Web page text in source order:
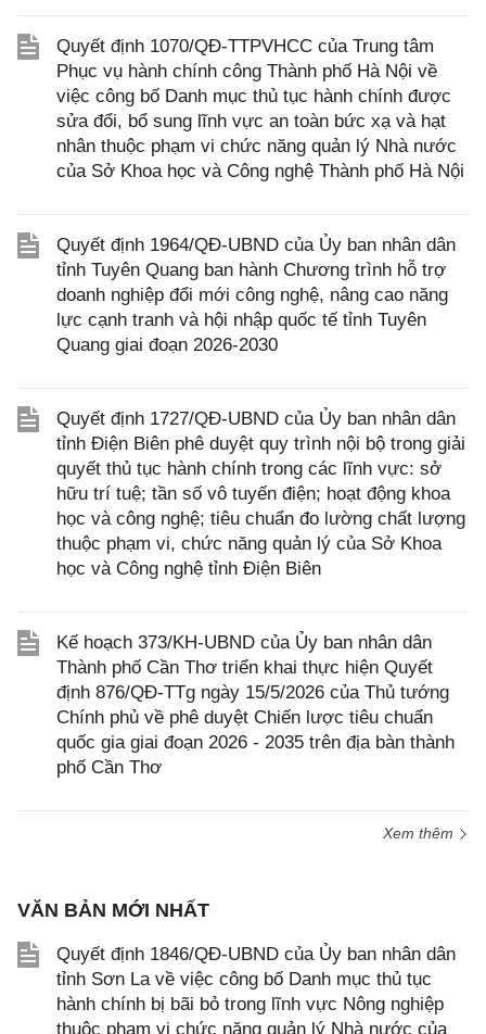
Quyết định 1070/QĐ-TTPVHCC của Trung tâm
Phục vụ hành chính công Thành phố Hà Nội về
việc công bố Danh mục thủ tục hành chính được
sửa đổi, bổ sung lĩnh vực an toàn bức xạ và hạt
nhân thuộc phạm vi chức năng quản lý Nhà nước
của Sở Khoa học và Công nghệ Thành phố Hà Nội
Quyết định 1964/QĐ-UBND của Ủy ban nhân dân
tỉnh Tuyên Quang ban hành Chương trình hỗ trợ
doanh nghiệp đổi mới công nghệ, nâng cao năng
lực cạnh tranh và hội nhập quốc tế tỉnh Tuyên
Quang giai đoạn 2026-2030
Quyết định 1727/QĐ-UBND của Ủy ban nhân dân
tỉnh Điện Biên phê duyệt quy trình nội bộ trong giải
quyết thủ tục hành chính trong các lĩnh vực: sở
hữu trí tuệ; tần số vô tuyến điện; hoạt động khoa
học và công nghệ; tiêu chuẩn đo lường chất lượng
thuộc phạm vi, chức năng quản lý của Sở Khoa
học và Công nghệ tỉnh Điện Biên
Kế hoạch 373/KH-UBND của Ủy ban nhân dân
Thành phố Cần Thơ triển khai thực hiện Quyết
định 876/QĐ-TTg ngày 15/5/2026 của Thủ tướng
Chính phủ về phê duyệt Chiến lược tiêu chuẩn
quốc gia giai đoạn 2026 - 2035 trên địa bàn thành
phố Cần Thơ
Xem thêm
VĂN BẢN MỚI NHẤT
Quyết định 1846/QĐ-UBND của Ủy ban nhân dân
tỉnh Sơn La về việc công bố Danh mục thủ tục
hành chính bị bãi bỏ trong lĩnh vực Nông nghiệp
thuộc phạm vi chức năng quản lý Nhà nước của